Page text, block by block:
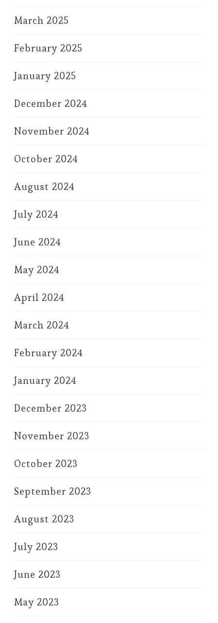
March 2025
February 2025
January 2025
December 2024
November 2024
October 2024
August 2024
July 2024
June 2024
May 2024
April 2024
March 2024
February 2024
January 2024
December 2023
November 2023
October 2023
September 2023
August 2023
July 2023
June 2023
May 2023